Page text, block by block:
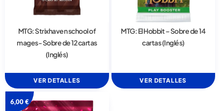
MTG: Strixhaven school of
mages- Sobre de 12 cartas
(Inglés)
VER DETALLES
MTG: El Hobbit – Sobre de 14
cartas (Inglés)
VER DETALLES
6,00€